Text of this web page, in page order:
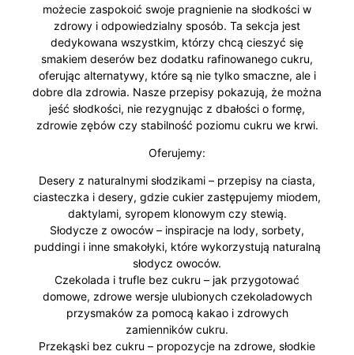
możecie zaspokoić swoje pragnienie na słodkości w
zdrowy i odpowiedzialny sposób. Ta sekcja jest
dedykowana wszystkim, którzy chcą cieszyć się
smakiem deserów bez dodatku rafinowanego cukru,
oferując alternatywy, które są nie tylko smaczne, ale i
dobre dla zdrowia. Nasze przepisy pokazują, że można
jeść słodkości, nie rezygnując z dbałości o formę,
zdrowie zębów czy stabilność poziomu cukru we krwi.
Oferujemy:
Desery z naturalnymi słodzikami – przepisy na ciasta,
ciasteczka i desery, gdzie cukier zastępujemy miodem,
daktylami, syropem klonowym czy stewią.
Słodycze z owoców – inspiracje na lody, sorbety,
puddingi i inne smakołyki, które wykorzystują naturalną
słodycz owoców.
Czekolada i trufle bez cukru – jak przygotować
domowe, zdrowe wersje ulubionych czekoladowych
przysmaków za pomocą kakao i zdrowych
zamienników cukru.
Przekąski bez cukru – propozycje na zdrowe, słodkie